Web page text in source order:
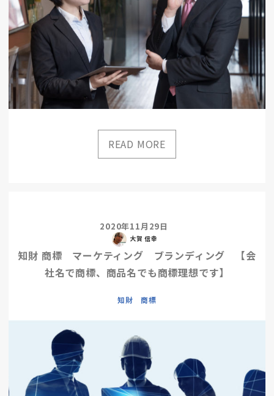
知財 商標 マーケティング ブランディング 【会
社名で商標、商品名でも商標理想です】
知財 商標
大賀 信幸
2020年11月29日